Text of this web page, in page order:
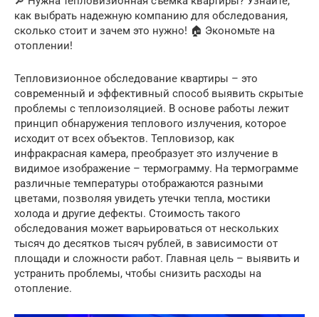
как выбрать надежную компанию для обследования,
сколько стоит и зачем это нужно! 🏠 Экономьте на
отоплении!
Тепловизионное обследование квартиры – это
современный и эффективный способ выявить скрытые
проблемы с теплоизоляцией. В основе работы лежит
принцип обнаружения теплового излучения, которое
исходит от всех объектов. Тепловизор, как
инфракрасная камера, преобразует это излучение в
видимое изображение – термограмму. На термограмме
различные температуры отображаются разными
цветами, позволяя увидеть утечки тепла, мостики
холода и другие дефекты. Стоимость такого
обследования может варьироваться от нескольких
тысяч до десятков тысяч рублей, в зависимости от
площади и сложности работ. Главная цель – выявить и
устранить проблемы, чтобы снизить расходы на
отопление.